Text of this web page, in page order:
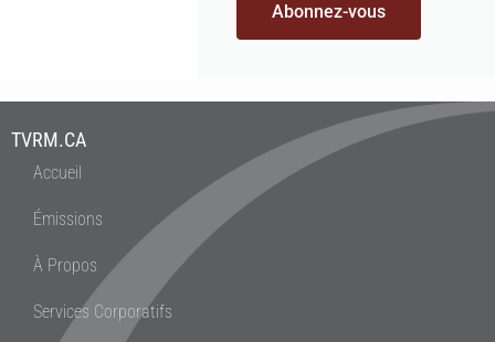
Abonnez-vous
TVRM.CA
Accueil
Émissions
À Propos
Services Corporatifs